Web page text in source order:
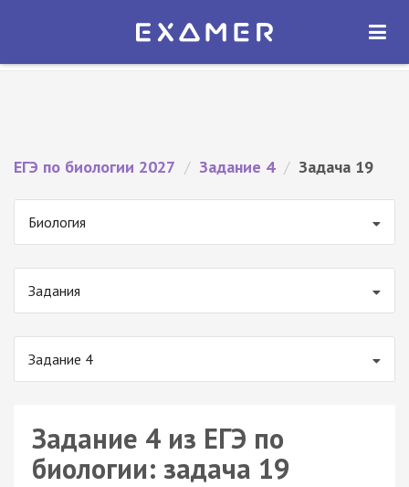
Экзамер — ЕГЭ 2027
ОТКРЫТЬ
ЕГЭ по биологии 2027 / Задание 4 / Задача 19
Биология
Задания
Задание 4
Задание 4 из ЕГЭ по
биологии: задача 19